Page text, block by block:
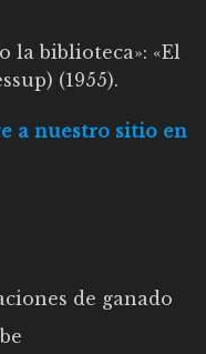
la biblioteca»: «El
(1955).
a nuestro sitio en
de ganado